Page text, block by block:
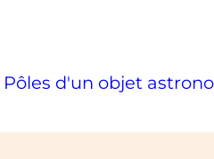
Pôles d'un objet